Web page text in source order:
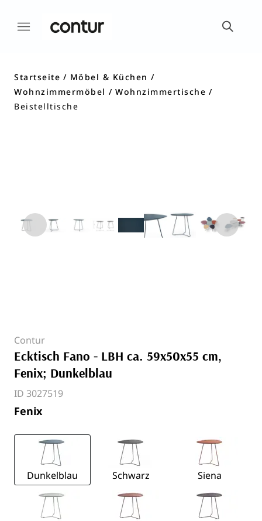
Startseite
Möbel & Küchen
Wohnzimmermöbel
Wohnzimmertische
Beistelltische
Contur
Ecktisch Fano - LBH ca. 59x50x55 cm,
Fenix; Dunkelblau
ID 3027519
Fenix
Dunkelblau Schwarz Siena